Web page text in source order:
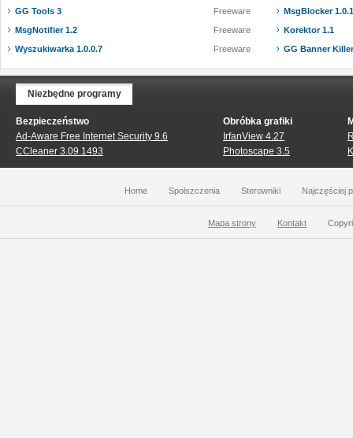
GG Tools 3
Freeware
MsgNotifier 1.2
Freeware
Wyszukiwarka 1.0.0.7
Freeware
MsgBlocker 1.0.1
Korektor 1.1
GG Banner
Niezbędne programy
Bezpieczeństwo
Ad-Aware Free Internet Security 9.6
CCleaner 3.09.1493
Obróbka grafiki
IrfanView 4.27
Photoscape 3.5
Home Spolszczenia Sterowniki Najczęściej
Mapa strony Kontakt